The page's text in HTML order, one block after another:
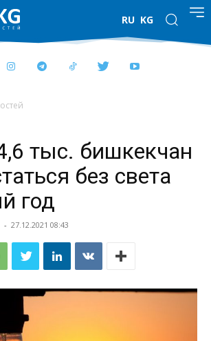
RU KG
тыс. бишкекчан
без света
год
- 27.12.2021 08:43